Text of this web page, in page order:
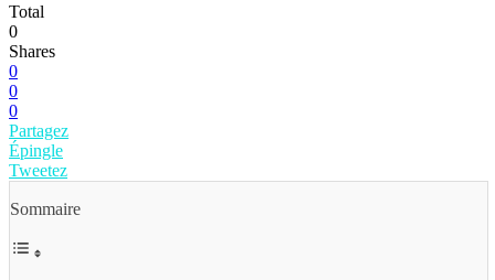
Total
0
Shares
0
0
0
Partagez
Épingle
Tweetez
Sommaire